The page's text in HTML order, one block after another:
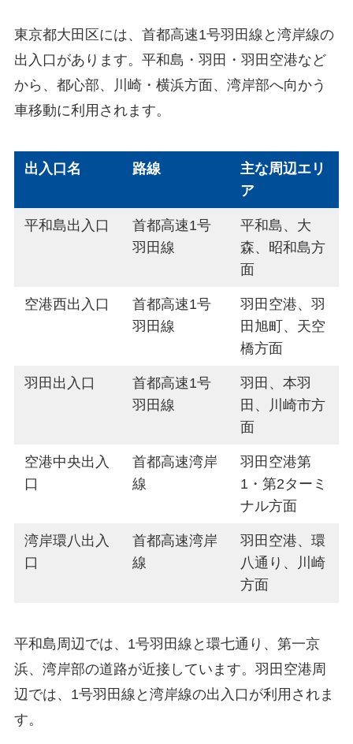
東京都大田区には、首都高速1号羽田線と湾岸線の
出入口があります。平和島・羽田・羽田空港など
から、都心部、川崎・横浜方面、湾岸部へ向かう
車移動に利用されます。
出入口名 路線
主な周辺エリ
ア
平和島出入口
首都高速1号
羽田線
平和島、大
森、昭和島方
面
空港西出入口
首都高速1号
羽田線
羽田空港、羽
田旭町、天空
橋方面
羽田出入口
首都高速1号
羽田線
羽田、本羽
田、川崎市方
面
空港中央出入
口
首都高速湾岸
線
羽田空港第
1・第2ターミ
ナル方面
湾岸環八出入
口
首都高速湾岸
線
羽田空港、環
八通り、川崎
方面
平和島周辺では、1号羽田線と環七通り、第一京
浜、湾岸部の道路が近接しています。羽田空港周
辺では、1号羽田線と湾岸線の出入口が利用されま
す。